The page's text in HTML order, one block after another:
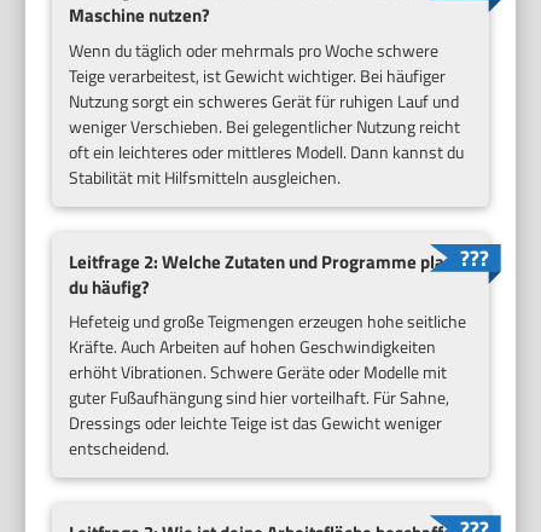
Maschine nutzen?
Wenn du täglich oder mehrmals pro Woche schwere
Teige verarbeitest, ist Gewicht wichtiger. Bei häufiger
Nutzung sorgt ein schweres Gerät für ruhigen Lauf und
weniger Verschieben. Bei gelegentlicher Nutzung reicht
oft ein leichteres oder mittleres Modell. Dann kannst du
Stabilität mit Hilfsmitteln ausgleichen.
Leitfrage 2: Welche Zutaten und Programme planst
du häufig?
Hefeteig und große Teigmengen erzeugen hohe seitliche
Kräfte. Auch Arbeiten auf hohen Geschwindigkeiten
erhöht Vibrationen. Schwere Geräte oder Modelle mit
guter Fußaufhängung sind hier vorteilhaft. Für Sahne,
Dressings oder leichte Teige ist das Gewicht weniger
entscheidend.